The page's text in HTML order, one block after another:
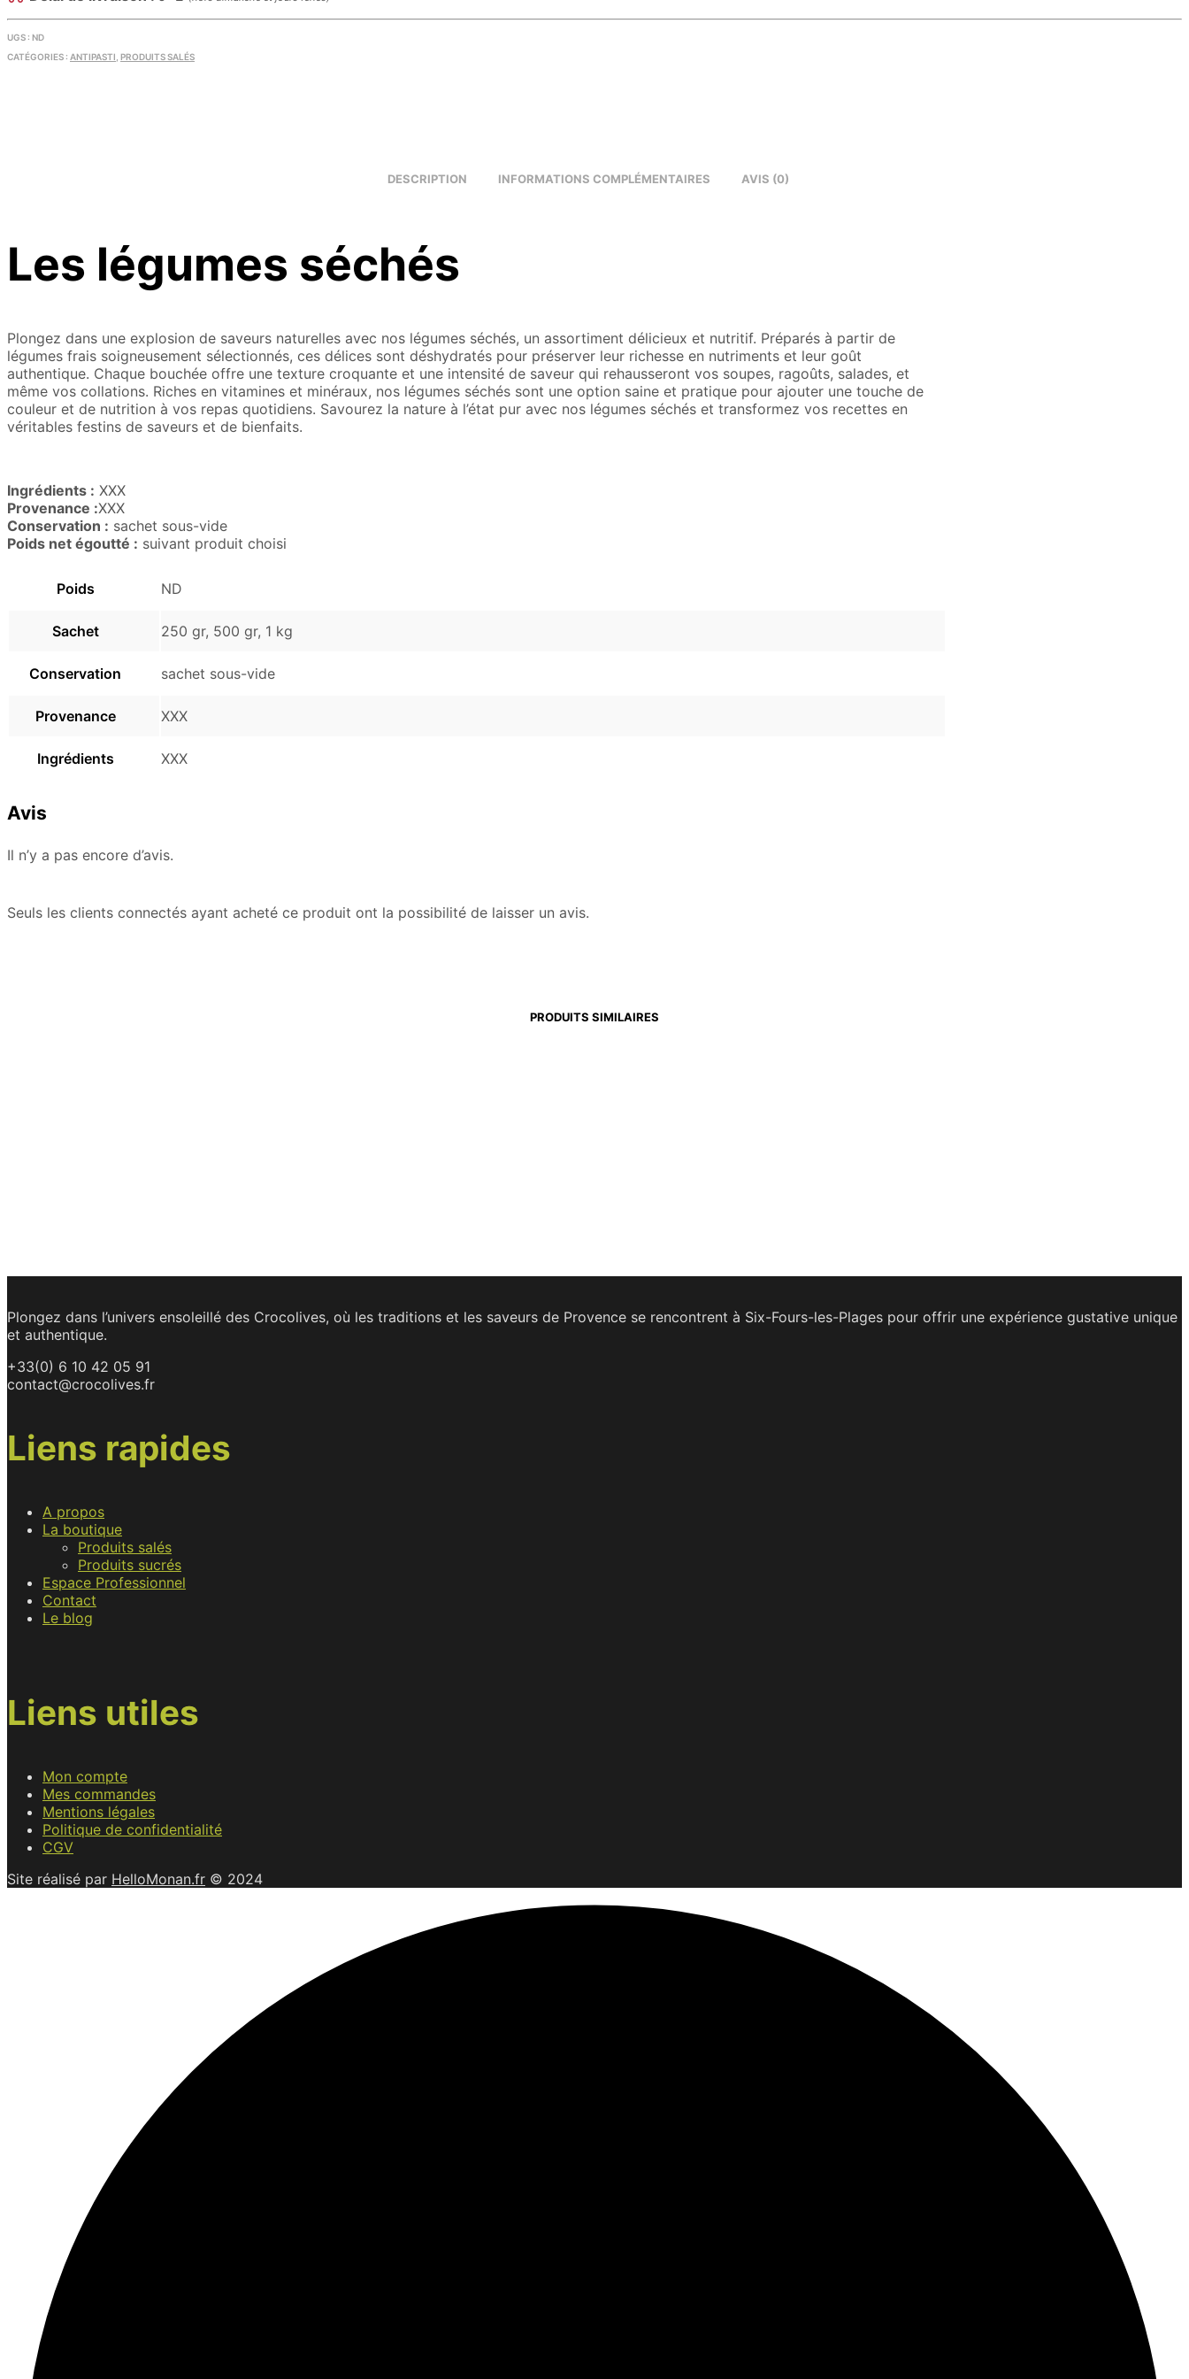
UGS : ND
CATÉGORIES : ANTIPASTI PRODUITS SALÉS
DESCRIPTION INFORMATIONS COMPLÉMENTAIRES AVIS (0)
Les légumes séchés
Plongez dans une explosion de saveurs naturelles avec nos légumes séchés, un assortiment délicieux et nutritif. Préparés à partir de
légumes frais soigneusement sélectionnés, ces délices sont déshydratés pour préserver leur richesse en nutriments et leur goût
authentique. Chaque bouchée offre une texture croquante et une intensité de saveur qui rehausseront vos soupes, ragoûts, salades, et
même vos collations. Riches en vitamines et minéraux, nos légumes séchés sont une option saine et pratique pour ajouter une touche de
couleur et de nutrition à vos repas quotidiens. Savourez la nature à l’état pur avec nos légumes séchés et transformez vos recettes en
véritables festins de saveurs et de bienfaits.
Ingrédients : XXX
Provenance :XXX
Conservation : sachet sous-vide
Poids net égoutté : suivant produit choisi
Poids ND
Sachet 250 gr, 500 gr, 1 kg
Conservation sachet sous-vide
Provenance XXX
Ingrédients XXX
Avis
Il n’y a pas encore d’avis.
Seuls les clients connectés ayant acheté ce produit ont la possibilité de laisser un avis.
PRODUITS SIMILAIRES
Plongez dans l’univers ensoleillé des Crocolives, où les traditions et les saveurs de Provence se rencontrent à Six-Fours-les-Plages pour offrir une expérience gustative unique
et authentique.
+33(0) 6 10 42 05 91
contact@crocolives.fr
Liens rapides
A propos
La boutique
Produits salés
Produits sucrés
Espace Professionnel
Contact
Le blog
Liens utiles
Mon compte
Mes commandes
Mentions légales
Politique de confidentialité
CGV
Site réalisé par HelloMonan.fr © 2024